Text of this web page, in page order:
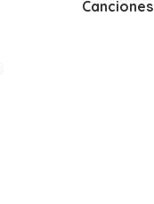
Canciones